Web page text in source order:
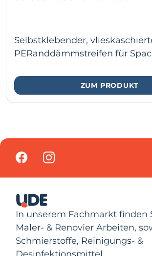
Selbstklebender,
PERanddämmstreifen für
ZUM PRODUKT
In unserem Fachmarkt finden
Maler- & Renovier Arbeiten,
Schmierstoffe, Reinigungs- &